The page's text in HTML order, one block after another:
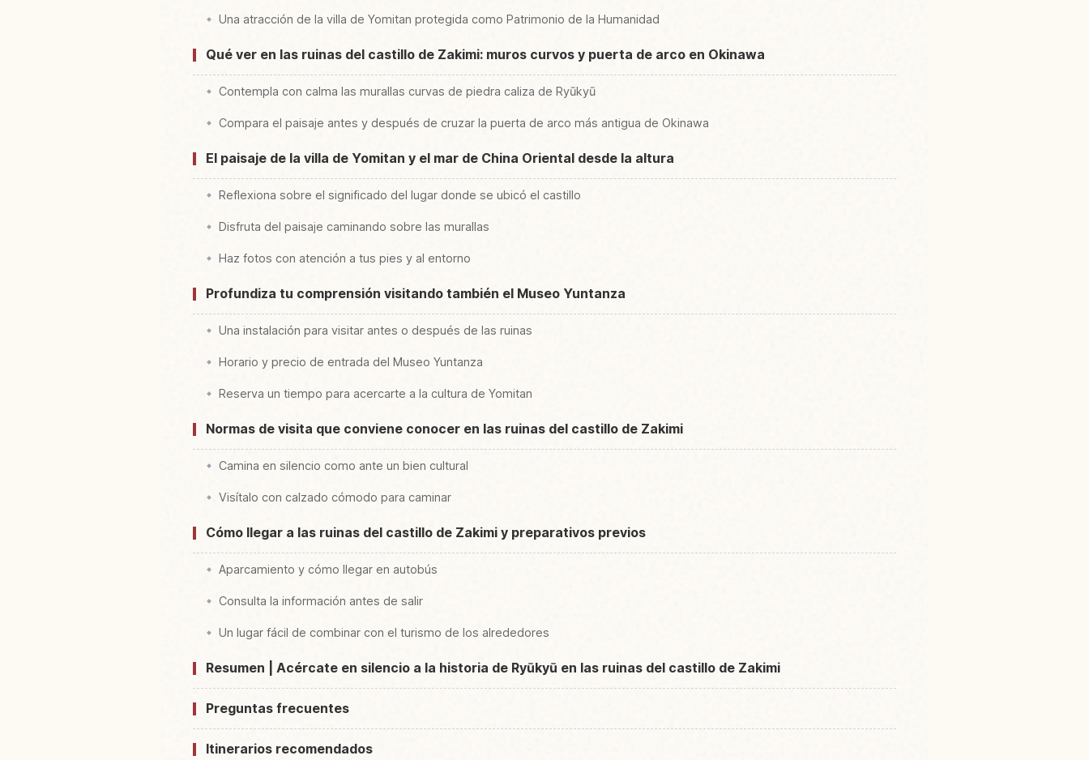
Una atracción de la villa de Yomitan protegida como Patrimonio de la Humanidad
Qué ver en las ruinas del castillo de Zakimi: muros curvos y puerta de arco en Okinawa
Contempla con calma las murallas curvas de piedra caliza de Ryūkyū
Compara el paisaje antes y después de cruzar la puerta de arco más antigua de Okinawa
El paisaje de la villa de Yomitan y el mar de China Oriental desde la altura
Reflexiona sobre el significado del lugar donde se ubicó el castillo
Disfruta del paisaje caminando sobre las murallas
Haz fotos con atención a tus pies y al entorno
Profundiza tu comprensión visitando también el Museo Yuntanza
Una instalación para visitar antes o después de las ruinas
Horario y precio de entrada del Museo Yuntanza
Reserva un tiempo para acercarte a la cultura de Yomitan
Normas de visita que conviene conocer en las ruinas del castillo de Zakimi
Camina en silencio como ante un bien cultural
Visítalo con calzado cómodo para caminar
Cómo llegar a las ruinas del castillo de Zakimi y preparativos previos
Aparcamiento y cómo llegar en autobús
Consulta la información antes de salir
Un lugar fácil de combinar con el turismo de los alrededores
Resumen | Acércate en silencio a la historia de Ryūkyū en las ruinas del castillo de Zakimi
Preguntas frecuentes
Itinerarios recomendados